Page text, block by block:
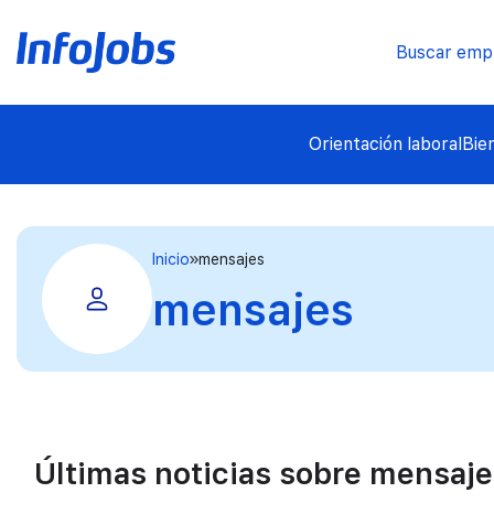
Buscar
Orientación laboral
Inicio mensajes
mensajes
Últimas noticias sobre